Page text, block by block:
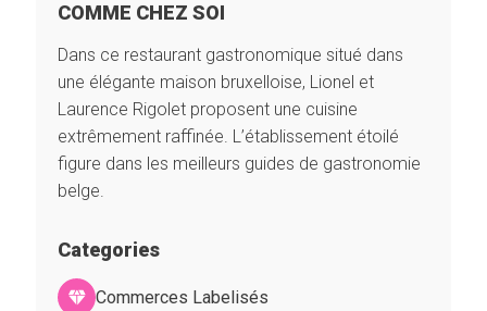
COMME CHEZ SOI
Dans ce restaurant gastronomique situé dans
une élégante maison bruxelloise, Lionel et
Laurence Rigolet proposent une cuisine
extrêmement raffinée. L’établissement étoilé
figure dans les meilleurs guides de gastronomie
belge.
Categories
Commerces Labelisés